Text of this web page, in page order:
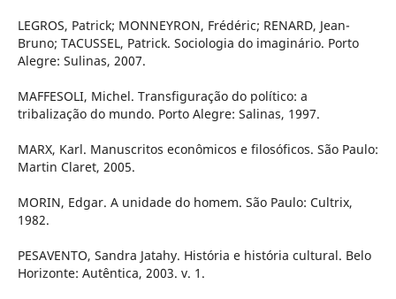
LEGROS, Patrick; MONNEYRON, Frédéric; RENARD, Jean-
Bruno; TACUSSEL, Patrick. Sociologia do imaginário. Porto
Alegre: Sulinas, 2007.
MAFFESOLI, Michel. Transfiguração do político: a
tribalização do mundo. Porto Alegre: Salinas, 1997.
MARX, Karl. Manuscritos econômicos e filosóficos. São Paulo:
Martin Claret, 2005.
MORIN, Edgar. A unidade do homem. São Paulo: Cultrix,
1982.
PESAVENTO, Sandra Jatahy. História e história cultural. Belo
Horizonte: Autêntica, 2003. v. 1.